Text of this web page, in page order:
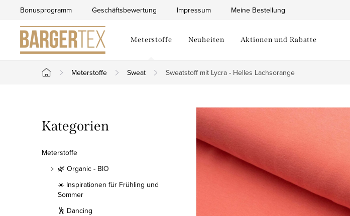
springen
Bonusprogramm Geschäftsbewertung Impressum Meine Bestellung
Meterstoffe Neuheiten Aktionen und Rabatte
Startseite
Meterstoffe Sweat Sweatstoff mit Lycra - Helles Lachsorange
e
i
Kategorien
überspringen
Kategorien
Meterstoffe
🌿 Organic - BIO
☀️ Inspirationen für Frühling und
Sommer
🕺 Dancing